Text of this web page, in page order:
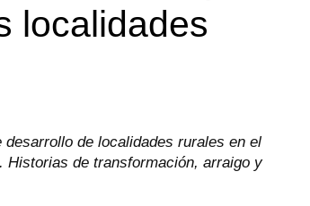
localidades
de localidades rurales en el
Historias de transformación, arraigo y